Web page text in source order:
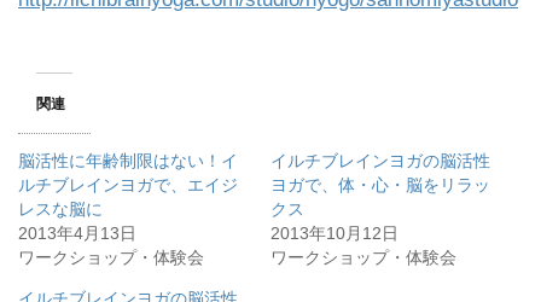
関連
脳活性に年齢制限はない！イ
ルチブレインヨガで、エイジ
レスな脳に
2013年4月13日
ワークショップ・体験会
イルチブレインヨガの脳活性
ヨガで、体・心・脳をリラッ
クス
2013年10月12日
ワークショップ・体験会